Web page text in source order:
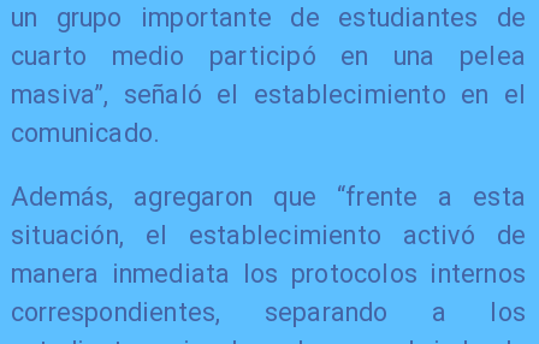
un grupo importante de estudiantes de
cuarto medio participó en una pelea
masiva”, señaló el establecimiento en el
comunicado.
Además, agregaron que “frente a esta
situación, el establecimiento activó de
manera inmediata los protocolos internos
correspondientes, separando a los